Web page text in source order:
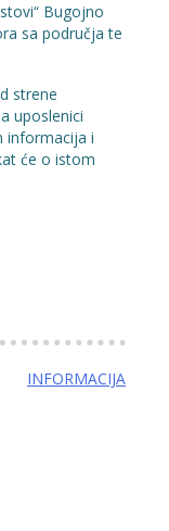
Bugojno
sa područja te
strene
uposlenici
informacija i
će o istom
INFORMACIJA